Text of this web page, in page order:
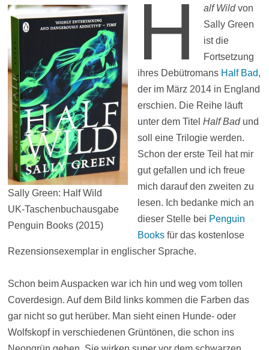
Sally Green: Half Wild
UK-Taschenbuchausgabe
Penguin Books (2015)
H alf Wildvon
Sally Green
ist die
Fortsetzung
ihres Debütromans Half Bad,
der im März 2014 in England
erschien. Die Reihe läuft
unter dem Titel Half Badund
soll eine Trilogie werden.
Schon der erste Teil hat mir
gut gefallen und ich freue
mich darauf den zweiten zu
lesen. Ich bedanke mich an
dieser Stelle bei Penguin
Booksfür das kostenlose
Rezensionsexemplar in englischer Sprache.
Schon beim Auspacken war ich hin und weg vom tollen
Coverdesign. Auf dem Bild links kommen die Farben das
gar nicht so gut herüber. Man sieht einen Hunde- oder
Wolfskopf in verschiedenen Grüntönen, die schon ins